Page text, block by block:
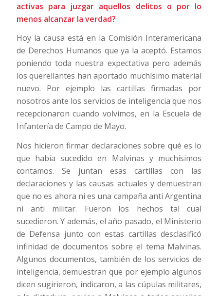
activas para juzgar aquellos delitos o por lo
menos alcanzar la verdad?
Hoy la causa está en la Comisión Interamericana
de Derechos Humanos que ya la aceptó. Estamos
poniendo toda nuestra expectativa pero además
los querellantes han aportado muchísimo material
nuevo. Por ejemplo las cartillas firmadas por
nosotros ante los servicios de inteligencia que nos
recepcionaron cuando volvimos, en la Escuela de
Infantería de Campo de Mayo.
Nos hicieron firmar declaraciones sobre qué es lo
que había sucedido en Malvinas y muchísimos
contamos. Se juntan esas cartillas con las
declaraciones y las causas actuales y demuestran
que no es ahora ni es una campaña anti Argentina
ni anti militar. Fueron los hechos tal cual
sucedieron. Y además, el año pasado, el Ministerio
de Defensa junto con estas cartillas desclasificó
infinidad de documentos sobre el tema Malvinas.
Algunos documentos, también de los servicios de
inteligencia, demuestran que por ejemplo algunos
dicen sugirieron, indicaron, a las cúpulas militares,